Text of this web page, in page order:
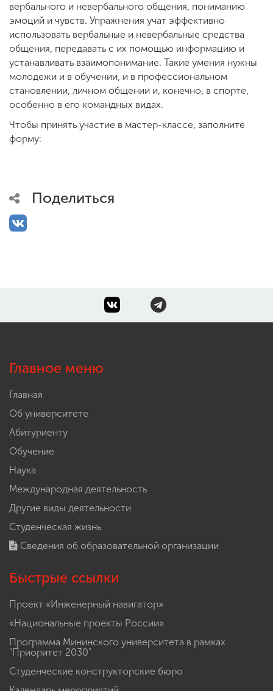
Другие виды
деятельности
Студенческая жизнь
Сведения об
образовательной
организации
вербального и невербального общения, пониманию
эмоций и чувств. Упражнения учат эффективно
использовать вербальные и невербальные средства
общения, передавать с их помощью информацию и
устанавливать взаимопонимание. Такие умения нужны
молодежи и в обучении, и в профессиональном
становлении, личном общении и, конечно, в спорте,
особенно в его командных видах.
Чтобы принять участие в мастер-классе, заполните
форму:
Поделиться
Главное меню
Главная
Об университете
Абитуриенту
Обучение
Наука
Международная деятельность
Другие виды деятельности
Студенческая жизнь
Сведения об образовательной организации
Быстрые ссылки
Проект «Инженерный навигатор»
«Национальные проекты России»
Программа Мининского университета в рамках
"Приоритет 2030"
Студенческие конструкторские бюро